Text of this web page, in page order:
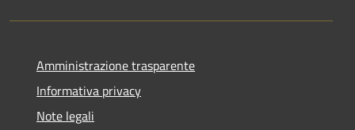
Amministrazione trasparente
Informativa privacy
Note legali